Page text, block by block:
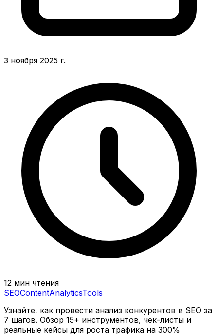
3 ноября 2025 г.
12 мин чтения
SEOContentAnalyticsTools
Узнайте, как провести анализ конкурентов в SEO за
7 шагов. Обзор 15+ инструментов, чек-листы и
реальные кейсы для роста трафика на 300%